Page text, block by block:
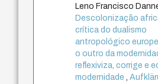
Leno Francisco
Descolonização
crítica do dualismo
antropológico
o outro da
reflexiviza, corrige e
modernidade,